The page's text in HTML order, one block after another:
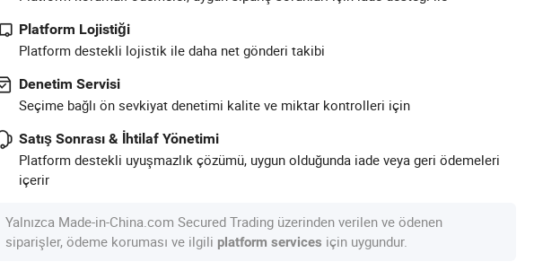
Platform Lojistiği
Platform destekli lojistik ile daha net gönderi takibi
Denetim Servisi
Seçime bağlı ön sevkiyat denetimi kalite ve miktar kontrolleri için
Satış Sonrası & İhtilaf Yönetimi
Platform destekli uyuşmazlık çözümü, uygun olduğunda iade veya geri ödemeleri
içerir
Yalnızca Made-in-China.com Secured Trading üzerinden verilen ve ödenen
siparişler, ödeme koruması ve ilgili platform services için uygundur.